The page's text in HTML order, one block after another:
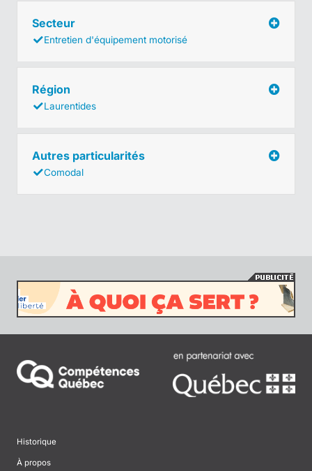
Secteur
Entretien d'équipement motorisé
Région
Laurentides
Autres particularités
Comodal
Historique
À propos